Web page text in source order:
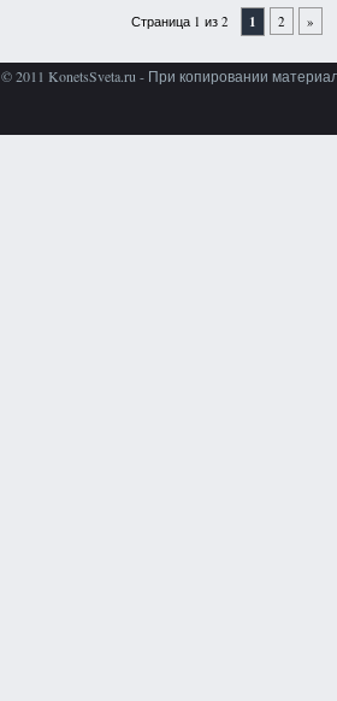
Страница 1 из 2 1 2 »
© 2011 KonetsSveta.ru - При копировании